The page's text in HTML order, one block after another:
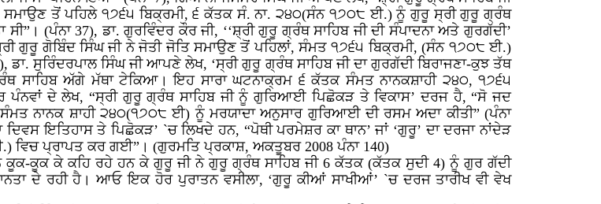
ਸਮਾਉਣ ਤੋਂ ਪਹਿਲੇ ੧੭੬੫ ਬਿਕ੍ਰਮੀ, ੬ ਕੱਤਕ ਸੰ. ਨਾ. ੨੪੦(ਸੰਨ ੧੭੦੮ ਈ.) ਨੂੰ ਗੁਰੂ ਸ੍ਰੀ ਗੁਰੂ ਗ੍ਰੰਥ
(ਪੰਨਾ 37), ਡਾ. ਗੁਰਵਿੰਦਰ ਕੌਰ ਜੀ, ‘‘ਸ਼੍ਰੀ ਗੁਰੂ ਗ੍ਰੰਥ ਸਾਹਿਬ ਜੀ ਦੀ ਸੰਪਾਦਨਾ ਅਤੇ ਗੁਰਗੱਦੀ’
ਗੁਰੂ ਗੋਬਿੰਦ ਸਿੰਘ ਜੀ ਨੇ ਜੋਤੀ ਜੋਤਿ ਸਮਾਉਣ ਤੋਂ ਪਹਿਲਾਂ, ਸੰਮਤ ੧੭੬੫ ਬਿਕ੍ਰਮੀ, (ਸੰਨ ੧੭੦੮ ਈ.)
ਸੁਰਿੰਦਰਪਾਲ ਸਿੰਘ ਜੀ ਆਪਣੇ ਲੇਖ, ‘ਸ੍ਰੀ ਗੁਰੂ ਗ੍ਰੰਥ ਸਾਹਿਬ ਜੀ ਦਾ ਗੁਰਗੱਦੀ ਬਿਰਾਜਣਾ-ਕੁਝ ਤੱਥ
ਸਾਹਿਬ ਅੱਗੇ ਮੱਥਾ ਟੇਕਿਆ। ਇਹ ਸਾਰਾ ਘਟਨਾਕ੍ਰਮ ੬ ਕੱਤਕ ਸੰਮਤ ਨਾਨਕਸ਼ਾਹੀ ੨੪੦, ੧੭੬੫
ਪੰਨਵਾਂ ਦੇ ਲੇਖ, “ਸ੍ਰੀ ਗੁਰੂ ਗ੍ਰੰਥ ਸਾਹਿਬ ਜੀ ਨੂੰ ਗੁਰਿਆਈ ਪਿਛੋਕੜ ਤੇ ਵਿਕਾਸ’ ਦਰਜ ਹੈ, “ਸੋ ਜਦ
ਨਾਨਕ ਸ਼ਾਹੀ ੨੪੦(੧੭੦੮ ਈ) ਨੂੰ ਮਰਯਾਦਾ ਅਨੁਸਾਰ ਗੁਰਿਆਈ ਦੀ ਰਸਮ ਅਦਾ ਕੀਤੀ” (ਪੰਨਾ
ਇਤਿਹਾਸ ਤੇ ਪਿਛੋਕੜ’ `ਚ ਲਿਖਦੇ ਹਨ, “ਪੋਥੀ ਪਰਮੇਸ਼ਰ ਕਾ ਥਾਨ’ ਜਾਂ ‘ਗੁਰੂ’ ਦਾ ਦਰਜਾ ਨਾਂਦੇੜ
ਵਿਚ ਪ੍ਰਾਪਤ ਕਰ ਗਈ”। (ਗੁਰਮਤਿ ਪ੍ਰਕਾਸ਼, ਅਕਤੂਬਰ 2008 ਪੰਨਾ 140)
ਕੂਕ ਕੇ ਕਹਿ ਰਹੇ ਹਨ ਕੇ ਗੁਰੂ ਜੀ ਨੇ ਗੁਰੂ ਗ੍ਰੰਥ ਸਾਹਿਬ ਜੀ 6 ਕੱਤਕ (ਕੱਤਕ ਸੁਦੀ 4) ਨੂੰ ਗੁਰ ਗੱਦੀ
ਦੇ ਰਹੀ ਹੈ। ਆਓ ਇਕ ਹੋਰ ਪੁਰਾਤਨ ਵਸੀਲਾ, ‘ਗੁਰੂ ਕੀਆਂ ਸਾਖੀਆਂ’ `ਚ ਦਰਜ ਤਾਰੀਖ ਵੀ ਵੇਖ